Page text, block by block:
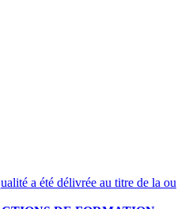
a été délivrée au titre de la ou